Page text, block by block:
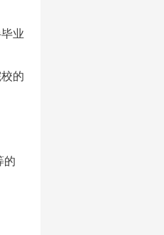
业
的
的